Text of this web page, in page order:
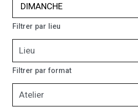
DIMANCHE
Filtrer par lieu
Lieu
Filtrer par format
Atelier